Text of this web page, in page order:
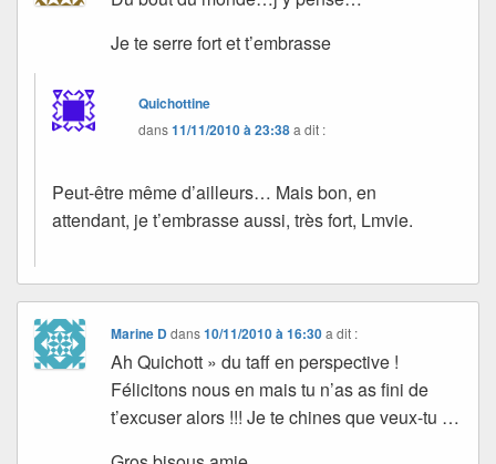
Je te serre fort et t’embrasse
Quichottine
dans11/11/2010 à 23:38a dit :
Peut-être même d’ailleurs… Mais bon, en
attendant, je t’embrasse aussi, très fort, Lmvie.
Marine Ddans10/11/2010 à 16:30 a dit :
Ah Quichott » du taff en perspective !
Félicitons nous en mais tu n’as as fini de
t’excuser alors !!! Je te chines que veux-tu …